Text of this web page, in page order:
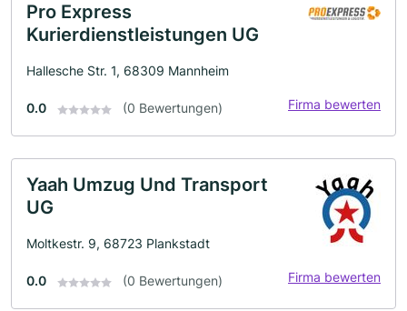
Pro Express
Kurierdienstleistungen UG
Hallesche Str. 1, 68309 Mannheim
0.0 (0 Bewertungen) Firma bewerten
Yaah Umzug Und Transport
UG
Moltkestr. 9, 68723 Plankstadt
0.0 (0 Bewertungen) Firma bewerten